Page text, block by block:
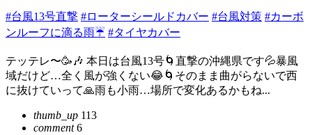
#台風13号直撃 #ローターシールドカバー #台風対策 #カーボ
ンルーフに滴る雨☔ #タイヤカバー
テッテレ〜🥳🎶 本日は台風13号🌀直撃の沖縄県です💦暴風
域だけど…全く風が強くない😂🌀そのまま曲がらないで西
に抜けていって🙏雨も小雨…場所で変化あるかもね...
thumb_up 113
comment6